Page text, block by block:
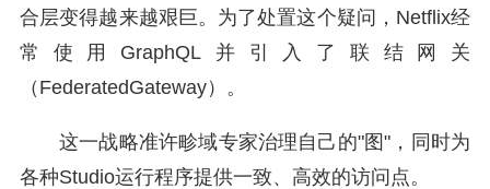
合层变得越来越艰巨。为了处置这个疑问，Netflix经
常使用GraphQL并引入了联结网关
（FederatedGateway）。
这一战略准许畛域专家治理自己的"图"，同时为
各种Studio运行程序提供一致、高效的访问点。